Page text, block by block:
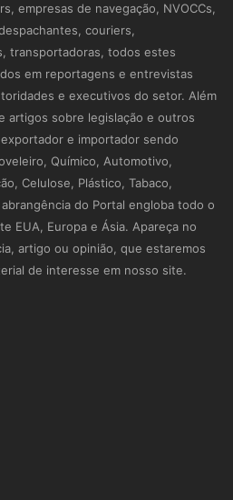
empresas de navegação, NVOCCs,
couriers,
transportadoras, todos estes
em reportagens e entrevistas
e executivos do setor. Além
artigos sobre legislação e outros
e importador sendo
Químico, Automotivo,
Celulose, Plástico, Tabaco,
do Portal engloba todo o
EUA, Europa e Ásia. Apareça no
artigo ou opinião, que estaremos
de interesse em nosso site.